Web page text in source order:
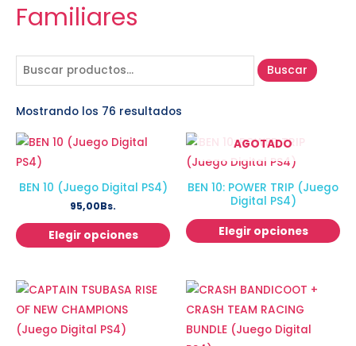
Familiares
Buscar
Mostrando los 76 resultados
BEN 10 (Juego Digital PS4)
95,00Bs.
Elegir opciones
AGOTADO
BEN 10: POWER TRIP (Juego
Digital PS4)
Elegir opciones